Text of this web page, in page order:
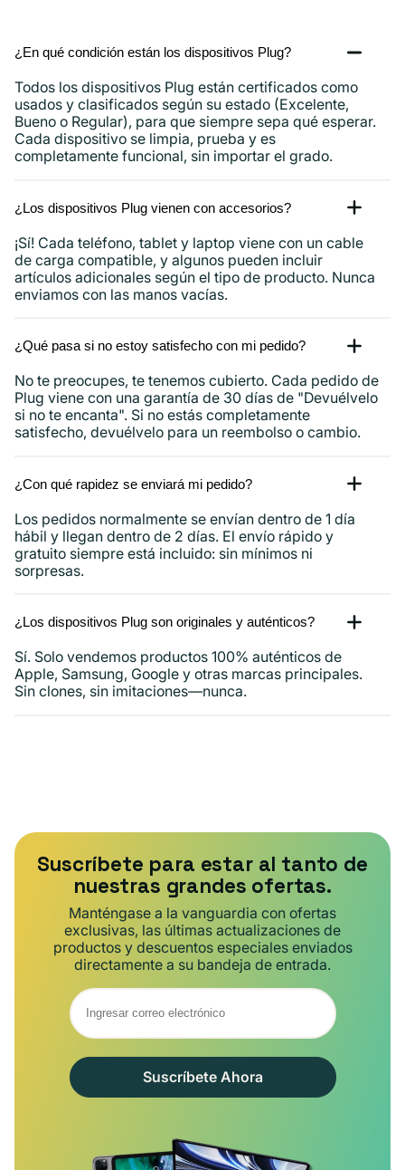
¿En qué condición están los dispositivos Plug?
Todos los dispositivos Plug están certificados como
usados ​​y clasificados según su estado (Excelente,
Bueno o Regular), para que siempre sepa qué esperar.
Cada dispositivo se limpia, prueba y es
completamente funcional, sin importar el grado.
¿Los dispositivos Plug vienen con accesorios?
¡Sí! Cada teléfono, tablet y laptop viene con un cable
de carga compatible, y algunos pueden incluir
artículos adicionales según el tipo de producto. Nunca
enviamos con las manos vacías.
¿Qué pasa si no estoy satisfecho con mi pedido?
No te preocupes, te tenemos cubierto. Cada pedido de
Plug viene con una garantía de 30 días de "Devuélvelo
si no te encanta". Si no estás completamente
satisfecho, devuélvelo para un reembolso o cambio.
¿Con qué rapidez se enviará mi pedido?
Los pedidos normalmente se envían dentro de 1 día
hábil y llegan dentro de 2 días. El envío rápido y
gratuito siempre está incluido: sin mínimos ni
sorpresas.
¿Los dispositivos Plug son originales y auténticos?
Sí. Solo vendemos productos 100% auténticos de
Apple, Samsung, Google y otras marcas principales.
Sin clones, sin imitaciones—nunca.
Suscríbete para estar al tanto de
nuestras grandes ofertas.
Manténgase a la vanguardia con ofertas
exclusivas, las últimas actualizaciones de
productos y descuentos especiales enviados
directamente a su bandeja de entrada.
Suscríbete Ahora